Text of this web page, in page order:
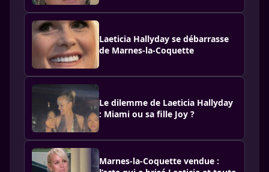
Laeticia Hallyday se débarrasse
de Marnes-la-Coquette
Le dilemme de Laeticia Hallyday
: Miami ou sa fille Joy ?
Marnes-la-Coquette vendue :